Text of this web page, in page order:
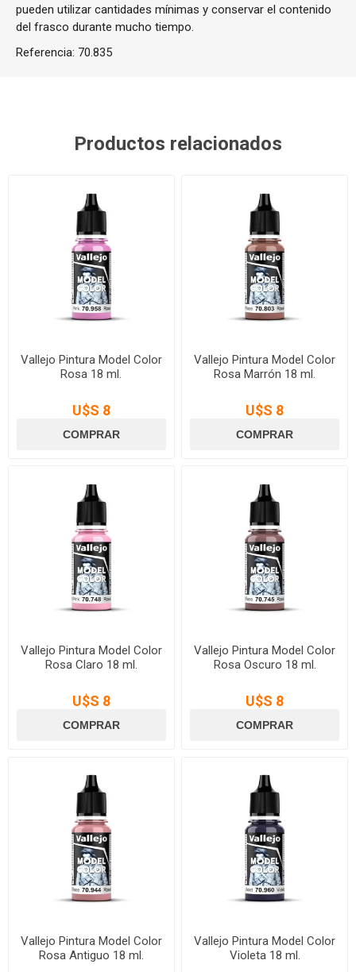
pueden utilizar cantidades mínimas y conservar el contenido
del frasco durante mucho tiempo.
Referencia: 70.835
Productos relacionados
Vallejo Pintura Model Color
Rosa 18 ml.
U$S 8
Vallejo Pintura Model Color
Rosa Marrón 18 ml.
U$S 8
Vallejo Pintura Model Color
Rosa Claro 18 ml.
U$S 8
Vallejo Pintura Model Color
Rosa Oscuro 18 ml.
U$S 8
Vallejo Pintura Model Color
Rosa Antiguo 18 ml.
Vallejo Pintura Model Color
Violeta 18 ml.